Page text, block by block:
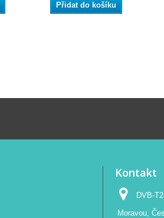
Přidat do košíku
Kontakt
DVB-
Moravou,